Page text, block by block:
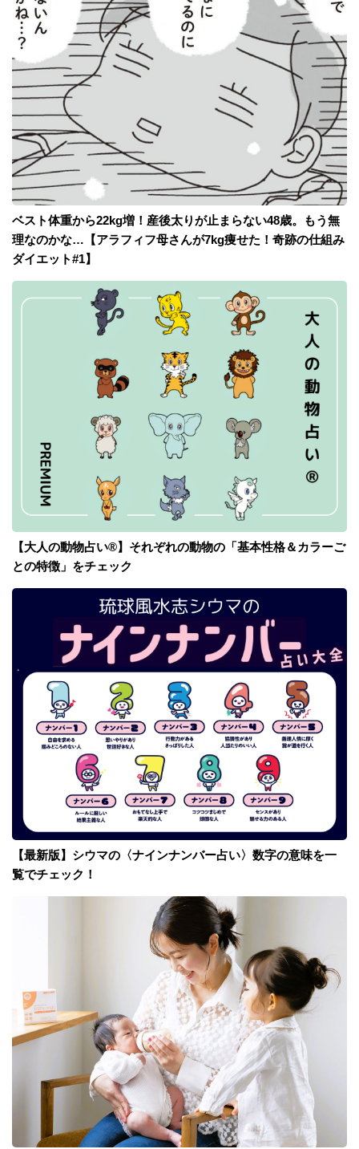
ベスト体重から22kg増！産後太りが止まらない48歳。もう無
理なのかな…【アラフィフ母さんが7kg痩せた！奇跡の仕組み
ダイエット#1】
【大人の動物占い®】それぞれの動物の「基本性格＆カラーご
との特徴」をチェック
【最新版】シウマの〈ナインナンバー占い〉数字の意味を一
覧でチェック！